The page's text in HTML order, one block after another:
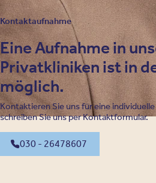
Kontaktaufnahme
Eine Aufnahme in
Privatkliniken ist in
möglich.
Kontaktieren Sie uns für eine
schreiben Sie uns per Kontaktformular.
030 - 26478607